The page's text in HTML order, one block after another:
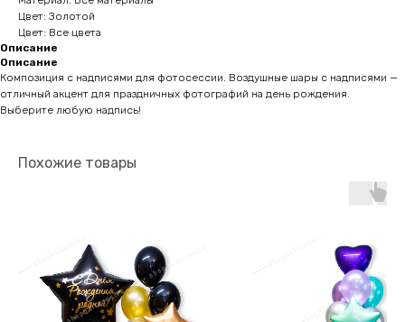
Цвет: Золотой
Цвет: Все цвета
Описание
Описание
Композиция с надписями для фотосессии. Воздушные шары с надписями —
отличный акцент для праздничных фотографий на день рождения.
Выберите любую надпись!
Похожие товары